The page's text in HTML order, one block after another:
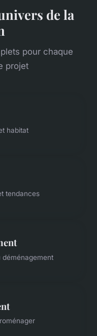
de la
pour chaque
projet
habitat
tendances
déménagement